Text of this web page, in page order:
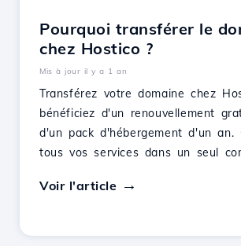
Pourquoi transférer le
chez Hostico ?
Mis à jour il y a 1 an
Transférez votre domaine chez
bénéficiez d'un renouvellement
d'un pack d'hébergement d'un an.
tous vos services dans un seul
Voir l'article